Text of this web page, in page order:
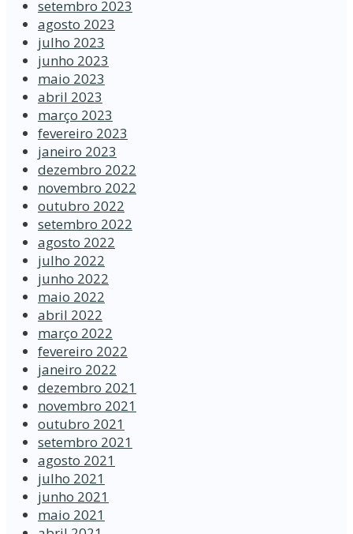
setembro 2023
agosto 2023
julho 2023
junho 2023
maio 2023
abril 2023
março 2023
fevereiro 2023
janeiro 2023
dezembro 2022
novembro 2022
outubro 2022
setembro 2022
agosto 2022
julho 2022
junho 2022
maio 2022
abril 2022
março 2022
fevereiro 2022
janeiro 2022
dezembro 2021
novembro 2021
outubro 2021
setembro 2021
agosto 2021
julho 2021
junho 2021
maio 2021